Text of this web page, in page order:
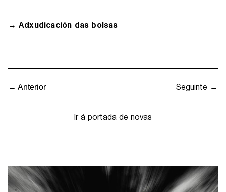
→ Adxudicación das bolsas
← Anterior Seguinte →
Ir á portada de novas